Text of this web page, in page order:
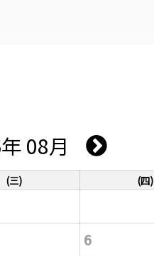
08月
(三) (四)
6